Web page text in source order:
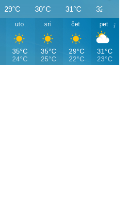
29°C 30°C 31°C 32°C
uto
35°C
24°C
sri
35°C
25°C
čet
29°C
22°C
pet
31°C
23°C